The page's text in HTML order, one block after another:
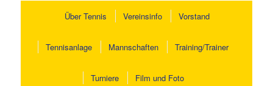
Über Tennis Vereinsinfo Vorstand
Tennisanlage Mannschaften Training/Trainer
Turniere Film und Foto